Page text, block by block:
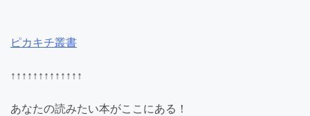
ピカキチ叢書
↑↑↑↑↑↑↑↑↑↑↑↑↑
あなたの読みたい本がここにある！